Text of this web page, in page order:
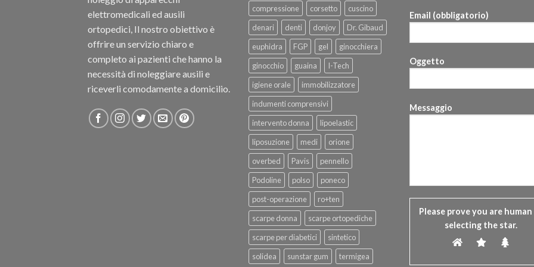
elettromedicali ed ausili
ortopedici, Il nostro obiettivo è
offrire un servizio chiaro e
completo ai pazienti che hanno la
necessità di noleggiare ausili e
riceverli comodamente a domicilio.
compressione corsetto
cuscino
denari
denti donjoy
Dr. Gibaud
euphidra
FGP gel
ginocchiera
ginocchio
guaina
I-Tech
igiene orale
immobilizzatore
indumenti comprensivi
intervento donna
lipoelastic
liposuzione
medi
orione
overbed
Pavis
pennello
Podoline
polso
poneco
post-operazione
ro+ten
scarpe donna
scarpe ortopediche
scarpe per diabetici
sintetico
solidea
sunstar gum termigea
Email (obbligatorio)
Oggetto
Messaggio
Please prove you are human
selecting the star.